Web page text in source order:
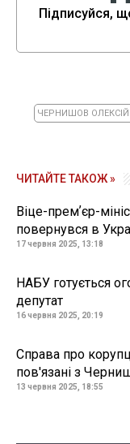
Підписуйся,
ЧЕРНИШОВ
ЧИТАЙТЕ ТАКОЖ »
Віце-премʼєр-
повернувся в
17 червня 2025, 13:18
НАБУ готується
депутат
16 червня 2025, 20:19
Справа про
пов'язані з
13 червня 2025, 18:55